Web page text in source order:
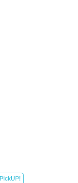
PickUP!